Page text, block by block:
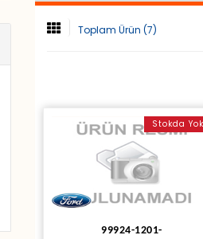
Toplam Ürün (7)
Stokda Yok
99924-1201-